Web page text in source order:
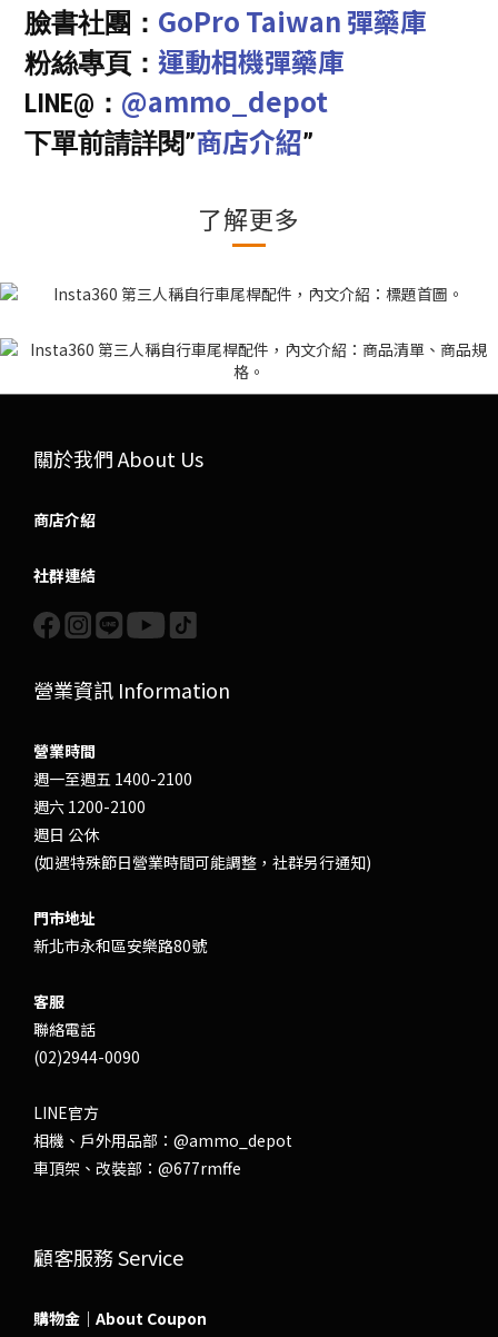
臉書社團： GoPro Taiwan 彈藥庫
粉絲專頁： 運動相機彈藥庫
LINE@： @ammo_depot
下單前請詳閱”商店介紹”
了解更多
關於我們 About Us
商店介紹
社群連結
營業資訊 Information
營業時間
週一至週五 1400-2100
週六 1200-2100
週日 公休
(如遇特殊節日營業時間可能調整，社群另行通知)
門市地址
新北市永和區安樂路80號
客服
聯絡電話
(02)2944-0090
LINE官方
相機、戶外用品部： @ammo_depot
車頂架、改裝部： @677rmffe
顧客服務 Service
購物金｜About Coupon